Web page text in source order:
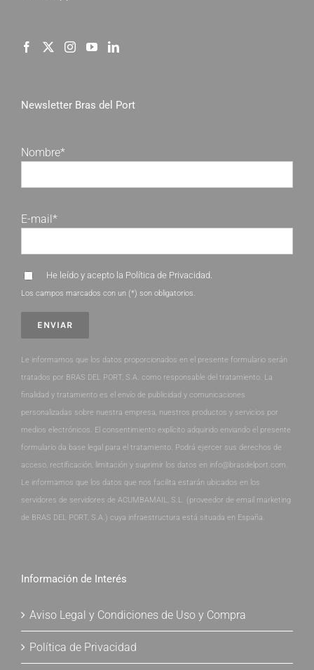
Newsletter Bras del Port
Nombre*
E-mail*
He leído y acepto la Política de Privacidad.
Los campos marcados con un (*) son obligatorios.
Le informamos que los datos proporcionados en el presente formulario serán
tratados por BRAS DEL PORT, S.A. como responsable del tratamiento. La
finalidad y tratamiento es el envío de publicidad y comunicaciones
personalizadas sobre nuestra empresa, nuestros productos y servicios por
medios electrónicos. El consentimiento explícito adquirido enviando el presente
formulario da base legal para el tratamiento. Podrá ejercer sus derechos de
acceso, rectificación, limitación y suprimir los datos en info@brasdelport.com.
Le informamos que los datos que nos facilita estarán ubicados en los
servidores de servidores de ACUMBAMAIL, S.L. (proveedor de email marketing
de BRAS DEL PORT, S.A.) cuya infraestructura está situada en España.
Información de Interés
Aviso Legal y Condiciones de Uso y Compra
Política de Privacidad